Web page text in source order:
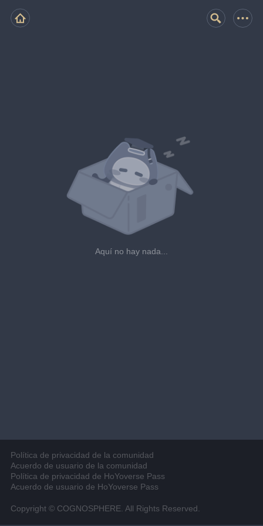
Aquí no hay nada...
Política de privacidad de la comunidad
Acuerdo de usuario de la comunidad
Política de privacidad de HoYoverse Pass
Acuerdo de usuario de HoYoverse Pass
Copyright © COGNOSPHERE. All Rights Reserved.